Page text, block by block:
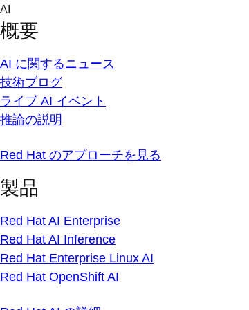
Skip
content
AI
概要
AI に関するニュース
技術ブログ
ライブ AI イベント
推論の説明
Red Hat のアプローチを見る
製品
Red Hat AI Enterprise
Red Hat AI Inference
Red Hat Enterprise Linux AI
Red Hat OpenShift AI